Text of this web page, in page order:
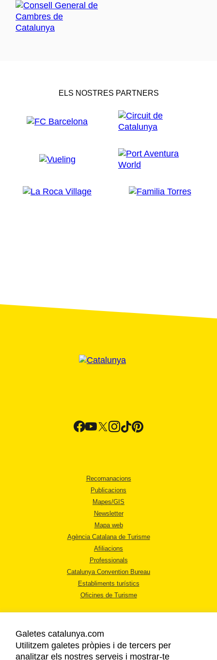
ELS NOSTRES PARTNERS
Recomanacions
Publicacions
Mapes/GIS
Newsletter
Mapa web
Agència Catalana de Turisme
Afiliacions
Professionals
Catalunya Convention Bureau
Establiments turístics
Oficines de Turisme
Galetes catalunya.com
Utilitzem galetes pròpies i de tercers per
analitzar els nostres serveis i mostrar-te